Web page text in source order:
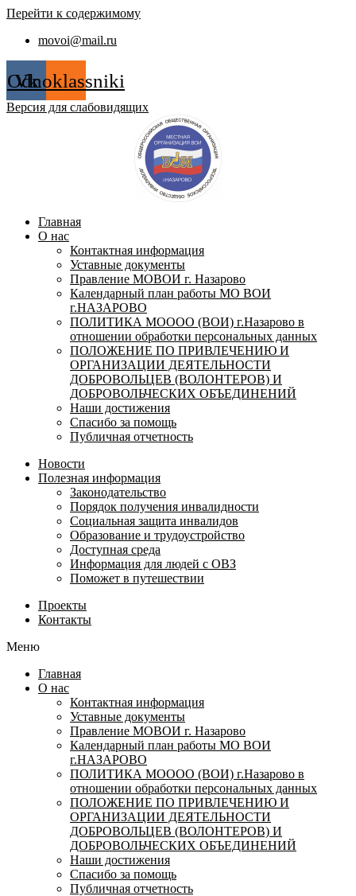
Перейти к содержимому
movoi@mail.ru
Vk
Odnoklassniki
Версия для слабовидящих
Главная
О нас
Контактная информация
Уставные документы
Правление МОВОИ г. Назарово
Календарный план работы МО ВОИ
г.НАЗАРОВО
ПОЛИТИКА МОООО (ВОИ) г.Назарово в
отношении обработки персональных данных
ПОЛОЖЕНИЕ ПО ПРИВЛЕЧЕНИЮ И
ОРГАНИЗАЦИИ ДЕЯТЕЛЬНОСТИ
ДОБРОВОЛЬЦЕВ (ВОЛОНТЕРОВ) И
ДОБРОВОЛЬЧЕСКИХ ОБЪЕДИНЕНИЙ
Наши достижения
Спасибо за помощь
Публичная отчетность
Новости
Полезная информация
Законодательство
Порядок получения инвалидности
Социальная защита инвалидов
Образование и трудоустройство
Доступная среда
Информация для людей с ОВЗ
Поможет в путешествии
Проекты
Контакты
Меню
Главная
О нас
Контактная информация
Уставные документы
Правление МОВОИ г. Назарово
Календарный план работы МО ВОИ
г.НАЗАРОВО
ПОЛИТИКА МОООО (ВОИ) г.Назарово в
отношении обработки персональных данных
ПОЛОЖЕНИЕ ПО ПРИВЛЕЧЕНИЮ И
ОРГАНИЗАЦИИ ДЕЯТЕЛЬНОСТИ
ДОБРОВОЛЬЦЕВ (ВОЛОНТЕРОВ) И
ДОБРОВОЛЬЧЕСКИХ ОБЪЕДИНЕНИЙ
Наши достижения
Спасибо за помощь
Публичная отчетность